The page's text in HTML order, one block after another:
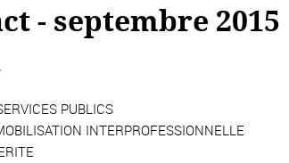
- septembre 2015
PUBLICS
INTERPROFESSIONNELLE